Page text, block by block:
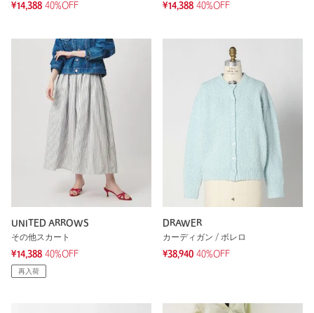
¥14,388 40%OFF
¥14,388 40%OFF
UNITED ARROWS
その他スカート
¥14,388 40%OFF
再入荷
DRAWER
カーディガン / ボレロ
¥38,940 40%OFF